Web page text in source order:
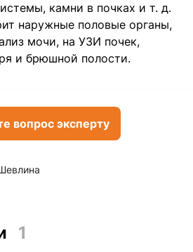
камни в почках и т. д.
наружные половые органы,
мочи, на УЗИ почек,
и брюшной полости.
вопрос эксперту
1